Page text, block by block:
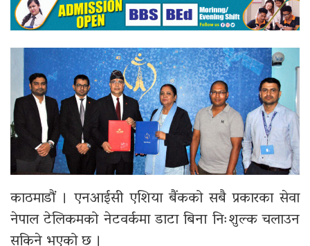
काठमाडौं । एनआईसी एशिया बैंकको सबै प्रकारका सेवा
नेपाल टेलिकमको नेटवर्कमा डाटा बिना निःशुल्क चलाउन